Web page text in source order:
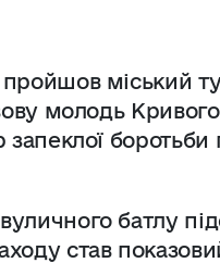
міський
молодь
батлу
став